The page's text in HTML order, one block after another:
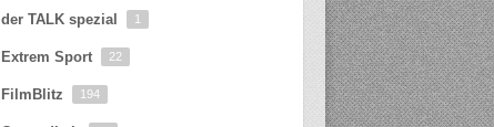
der TALK spezial 1
Extrem Sport 22
FilmBlitz 194